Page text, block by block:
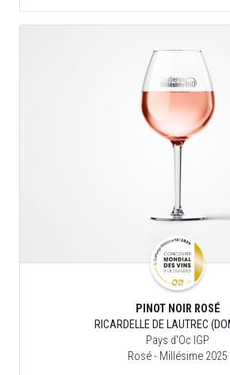
PINOT NOIR ROSÉ
RICARDELLE DE LAUTREC
Pays d'Oc IGP
Rosé- Millésime 2025